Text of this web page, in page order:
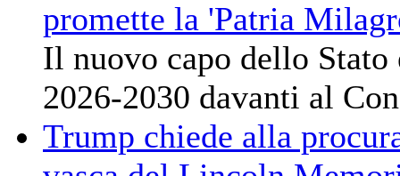
promette la 'Patria
Il nuovo capo dello
2026-2030 davanti al
Trump chiede alla